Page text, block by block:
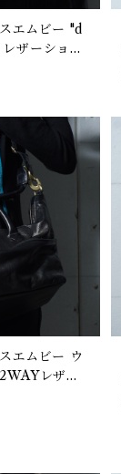
エムビー "d
ザーショル
エムビー ウ
レザー
black